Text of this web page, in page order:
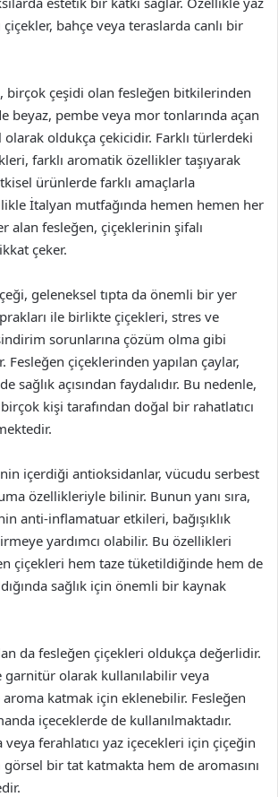
bahçe veya teraslarda canlı bir
birçok çeşidi olan fesleğen bitkilerinden
beyaz, pembe veya mor tonlarında açan
olarak oldukça çekicidir. Farklı türlerdeki
farklı aromatik özellikler taşıyarak
ürünlerde farklı amaçlarla
İtalyan mutfağında hemen hemen her
alan fesleğen, çiçeklerinin şifalı
çeker.
geleneksel tıpta da önemli bir yer
ile birlikte çiçekleri, stres ve
sorunlarına çözüm olma gibi
Fesleğen çiçeklerinden yapılan çaylar,
sağlık açısından faydalıdır. Bu nedenle,
kişi tarafından doğal bir rahatlatıcı
içerdiği antioksidanlar, vücudu serbest
özellikleriyle bilinir. Bunun yanı sıra,
anti-inflamatuar etkileri, bağışıklık
yardımcı olabilir. Bu özellikleri
çiçekleri hem taze tüketildiğinde hem de
sağlık için önemli bir kaynak
da fesleğen çiçekleri oldukça değerlidir.
garnitür olarak kullanılabilir veya
katmak için eklenebilir. Fesleğen
içeceklerde de kullanılmaktadır.
ferahlatıcı yaz içecekleri için çiçeğin
görsel bir tat katmakta hem de aromasını